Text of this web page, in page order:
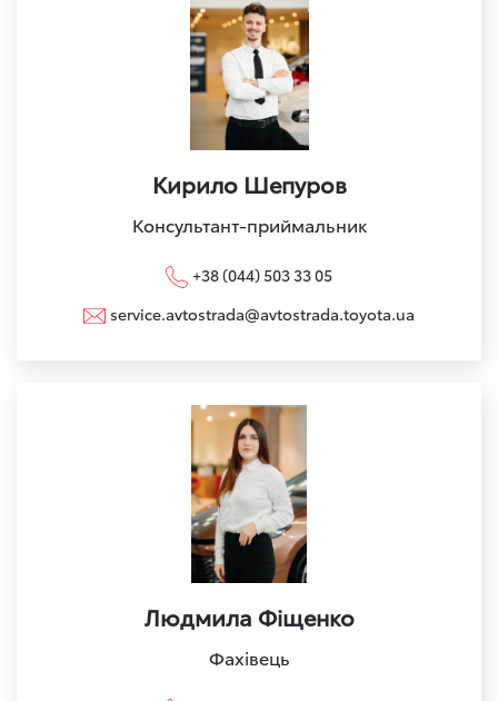
Кирило Шепуров
Консультант-приймальник
+38 (044) 503 33 05
service.avtostrada@avtostrada.toyota.ua
Людмила Фіщенко
Фахівець